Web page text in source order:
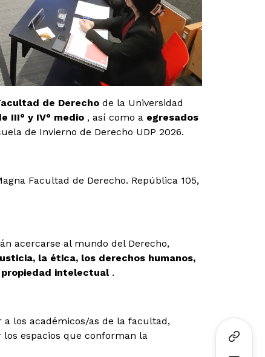
de Derecho de la Universidad
III° y IV° medio , así como a egresados ​​
de Invierno de Derecho UDP 2026.
Facultad de Derecho. República 105,
acercarse al mundo del Derecho,
la ética, los derechos humanos,
intelectual.
los académicos/as de la facultad,
espacios que conforman la